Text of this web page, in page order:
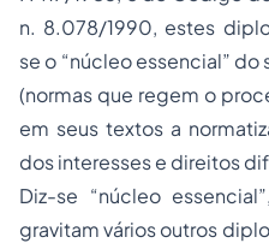
n. 8.078/1990, estes
se o “núcleo essencial”
(normas que regem o
em seus textos a
dos interesses e direitos
Diz-se “núcleo
gravitam vários outros